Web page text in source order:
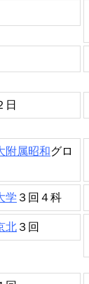
日
附属昭和グロ
学 ３回４科
北 ３回